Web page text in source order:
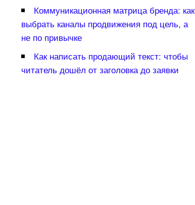
Коммуникационная матрица бренда: как
ыбрать каналы продвижения под цель, а
не по привычке
Как написать продающий текст: чтобы
читатель дошёл от заголовка до заявки